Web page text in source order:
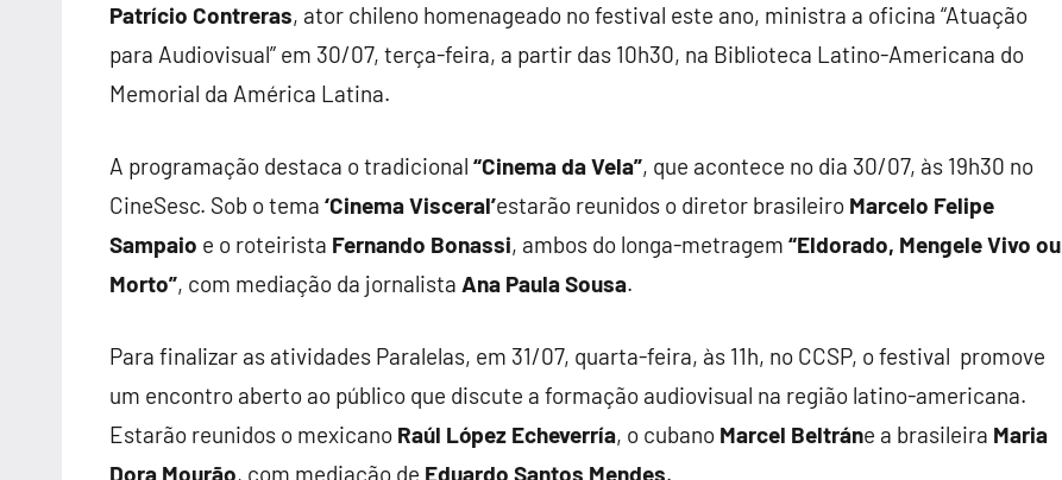
Patrício Contreras, ator chileno homenageado no festival este ano, ministra a oficina “Atuação
para Audiovisual” em 30/07, terça-feira, a partir das 10h30, na Biblioteca Latino-Americana do
Memorial da América Latina.
A programação destaca o tradicional “Cinema da Vela”, que acontece no dia 30/07, às 19h30 no
CineSesc. Sob o tema ‘Cinema Visceral’estarão reunidos o diretor brasileiro Marcelo Felipe
Sampaio e o roteirista Fernando Bonassi, ambos do longa-metragem “Eldorado, Mengele Vivo ou
Morto”, com mediação da jornalista Ana Paula Sousa.
Para finalizar as atividades Paralelas, em 31/07, quarta-feira, às 11h, no CCSP, o festival promove
um encontro aberto ao público que discute a formação audiovisual na região latino-americana.
Estarão reunidos o mexicano Raúl López Echeverría, o cubano Marcel Beltráne a brasileira Maria
Dora Mourão, com mediação de Eduardo Santos Mendes.